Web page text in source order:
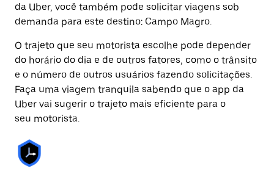
da Uber, você também pode solicitar viagens sob
demanda para este destino: Campo Magro.
O trajeto que seu motorista escolhe pode depender
do horário do dia e de outros fatores, como o trânsito
e o número de outros usuários fazendo solicitações.
Faça uma viagem tranquila sabendo que o app da
Uber vai sugerir o trajeto mais eficiente para o
seu motorista.